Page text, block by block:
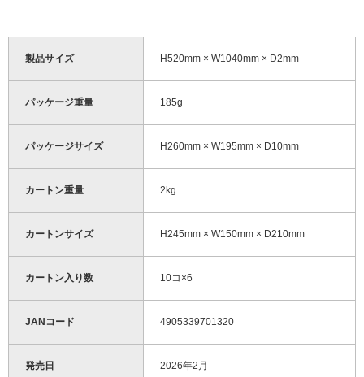
製品サイズ H520mm × W1040mm × D2mm
パッケージ重量 185g
パッケージサイズ H260mm × W195mm × D10mm
カートン重量 2kg
カートンサイズ H245mm × W150mm × D210mm
カートン入り数 10コ×6
JANコード 4905339701320
発売日 2026年2月